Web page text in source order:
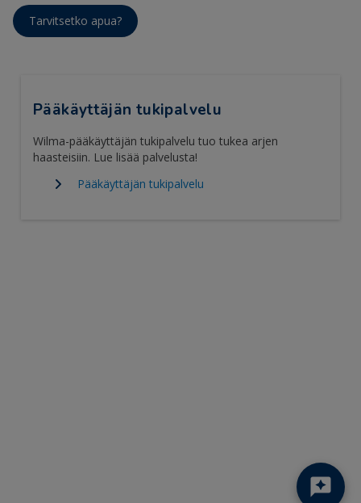
Tarvitsetko apua?
Pääkäyttäjän tukipalvelu
Wilma-pääkäyttäjän tukipalvelu tuo tukea arjen
haasteisiin. Lue lisää palvelusta!
Pääkäyttäjän tukipalvelu